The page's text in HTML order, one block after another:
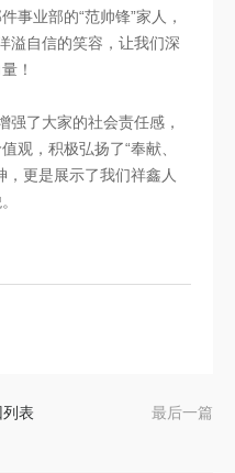
事业部的“范帅锋”家人，
溢自信的笑容，让我们深
！
强了大家的社会责任感，
观，积极弘扬了“奉献、
，更是展示了我们祥鑫人
表 最后一篇